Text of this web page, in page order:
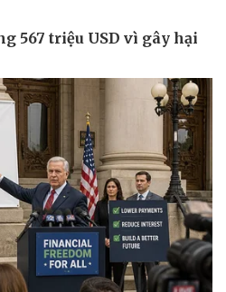
Ô tô - Xe máy